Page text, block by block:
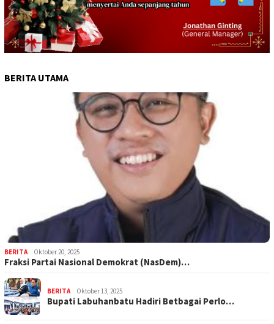
BERITA UTAMA
BERITA Oktober 20, 2025
Fraksi Partai Nasional Demokrat (NasDem)…
BERITA Oktober 13, 2025
Bupati Labuhanbatu Hadiri Betbagai Perlo…